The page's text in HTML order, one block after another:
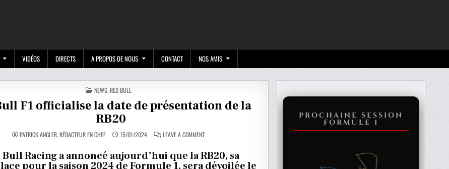
VIDÉOS DIRECTS A PROPOS DE NOUS CONTACT NOS AMIS
POSTED
IN
NEWS,RED BULL
F1 officialise la date de présentation de la
RB20
PATRICK ANGLER, RÉDACTEUR EN CHEF 15/01/2024 LEAVE A COMMENTON
F1
OFFICIALISE
LA
Bull Racing a annoncé aujourd’hui que la RB20, sa
pour la saison 2024 de Formule 1, sera dévoilée le
PROCHAINE SESSION
FORMULE 1